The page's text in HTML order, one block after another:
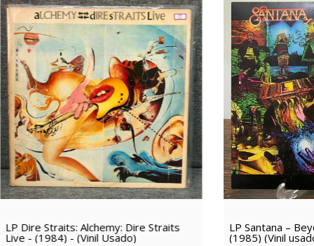
LP Dire Straits: Alchemy: Dire Straits
Live - (1984) - (Vinil Usado)
LP Santana –
(1985) (Vinil